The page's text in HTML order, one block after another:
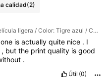
calidad(2)
Tipo de Estilo: Película ligera / Color: Tigre azul / Cantidad: 1PC
one is actually quite nice . I
, butthe printquality isgood
.
Útil (0)